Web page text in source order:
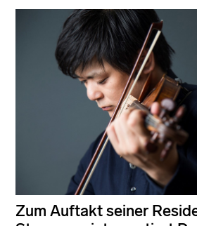
Zum Auftakt seiner